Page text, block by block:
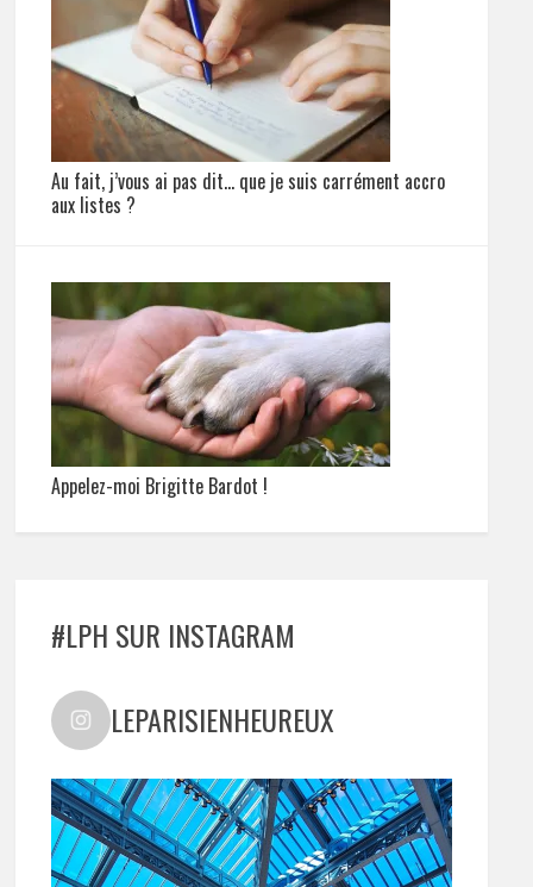
Au fait, j’vous ai pas dit… que je suis carrément accro
aux listes ?
Appelez-moi Brigitte Bardot !
#LPH SUR INSTAGRAM
LEPARISIENHEUREUX